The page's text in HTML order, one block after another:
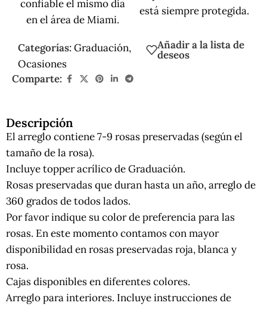
confiable el mismo día
en el área de Miami.
está siempre protegida.
Categorías:Graduación,
Ocasiones
Añadir a la lista de
deseos
Comparte:
Descripción
El arreglo contiene 7-9 rosas preservadas (según el
tamaño de la rosa).
Incluye topper acrílico de Graduación.
Rosas preservadas que duran hasta un año, arreglo de
360 grados de todos lados.
Por favor indique su color de preferencia para las
rosas. En este momento contamos con mayor
disponibilidad en rosas preservadas roja, blanca y
rosa.
Cajas disponibles en diferentes colores.
Arreglo para interiores. Incluye instrucciones de